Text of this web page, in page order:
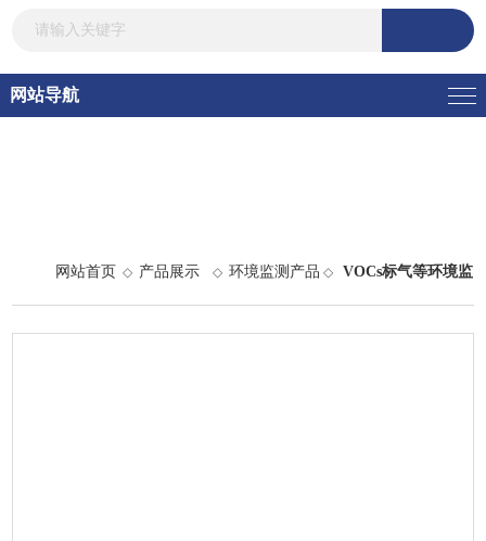
网站导航
网站首页 ◇ 产品展示 ◇环境监测产品 ◇ VOCs标气等环境监
测产品> 13CO2进口高纯13CO2同位素气体